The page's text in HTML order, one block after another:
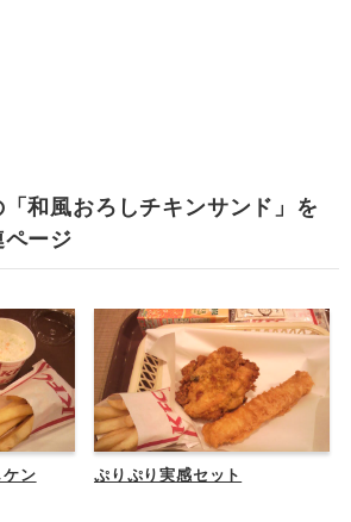
和風おろしチキンサンド」を
ージ
ン
ぷりぷり実感セット